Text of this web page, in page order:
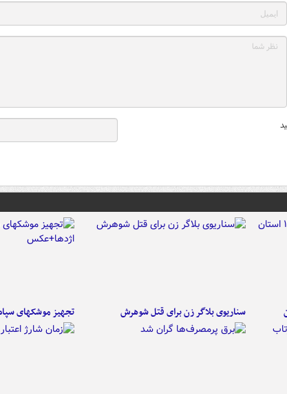
سناریوی بلاگر زن برای قتل شوهرش تجهیز موشکهای